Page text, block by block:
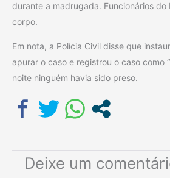
durante a madrugada. Funcionários
corpo.
Em nota, a Polícia Civil disse que
apurar o caso e registrou o caso como
noite ninguém havia sido preso.
Deixe um